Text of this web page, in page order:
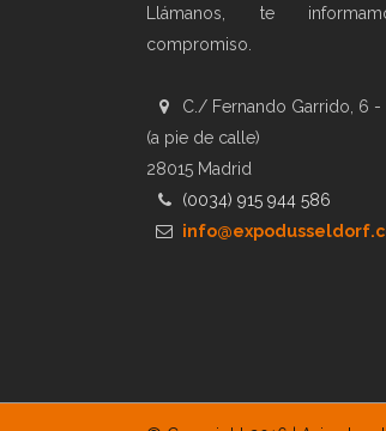
Llámanos, te
compromiso.
C./ Fernando Garrido, 6 -
(a pie de calle)
28015 Madrid
(0034) 915 944 586